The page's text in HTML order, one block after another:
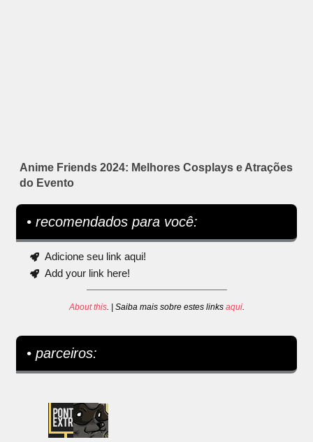
Anime Friends 2024: Melhores Cosplays e Atrações
do Evento
• recomendados para você:
Adicione seu link aqui!
Add your link here!
About this. | Saiba mais sobre estes links aqui.
• parceiros: